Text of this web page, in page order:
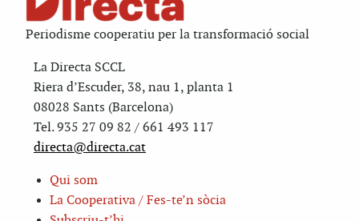
Periodisme cooperatiu per la transformació social
La Directa SCCL
Riera d’Escuder, 38, nau 1, planta 1
08028 Sants (Barcelona)
Tel. 935 27 09 82 / 661 493 117
directa@directa.cat
Qui som
La Cooperativa / Fes-te’n sòcia